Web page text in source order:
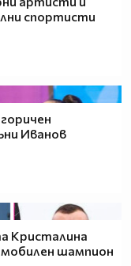
спортисти
Иванов
Кристалина
шампион